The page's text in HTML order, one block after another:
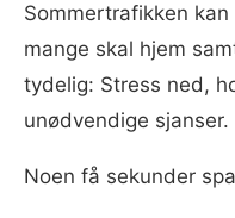
Sommertrafikken
mange skal hjem
tydelig: Stress ned,
unødvendige sjanser.
Noen få sekunder